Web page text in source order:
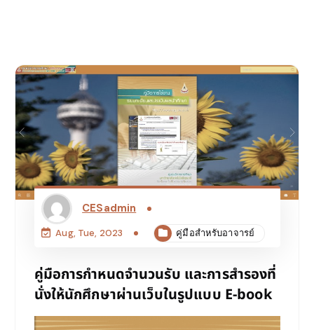
CESadmin
Aug, Tue, 2023 คู่มือสำหรับอาจารย์
คู่มือการกำหนดจำนวนรับ และการสำรองที่
นั่งให้นักศึกษาผ่านเว็บในรูปแบบ E-book